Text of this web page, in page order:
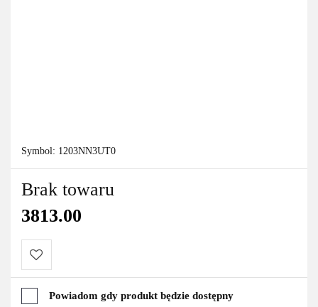
Symbol: 1203NN3UT0
Brak towaru
3813.00
Do
Powiadom gdy produkt będzie dostępny